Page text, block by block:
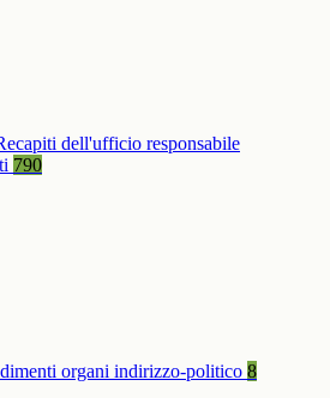
dell'ufficio responsabile
790
organi indirizzo-politico 8